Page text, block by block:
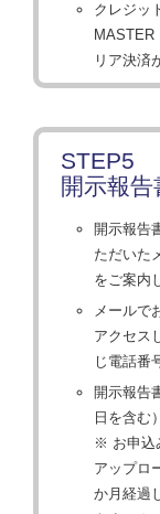
クレジッ
MASTER
リア決済
STEP5
開示報
開示報告
ただいた
をご案内
メールで
アクセス
じ電話番
開示報告
日を含む
※ お申込
アップロ
か月経過